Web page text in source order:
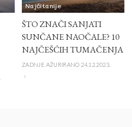
Najčitanije
ŠTO ZNAČI SANJATI
SUNČANE NAOČALE? 10
NAJČEŠĆIH TUMAČENJA
ZADNJE AŽURIRANO 24.12.2023.